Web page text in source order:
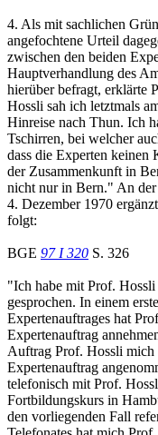
4. Als mit sachlichen
angefochtene Urteil
zwischen den beiden
Hauptverhandlung des
hierüber befragt, erklärte
Hossli sah ich letztmals
Hinreise nach Thun. Ich
Tschirren, bei welcher
dass die Experten keinen
der Zusammenkunft in
nicht nur in Bern." An
4. Dezember 1970
folgt:
BGE 97 I 320 S. 326
"Ich habe mit Prof.
gesprochen. In einem
Expertenauftrages hat
Expertenauftrag
Auftrag Prof. Hossli mich
Expertenauftrag
telefonisch mit Prof.
Fortbildungskurs in
den vorliegenden Fall